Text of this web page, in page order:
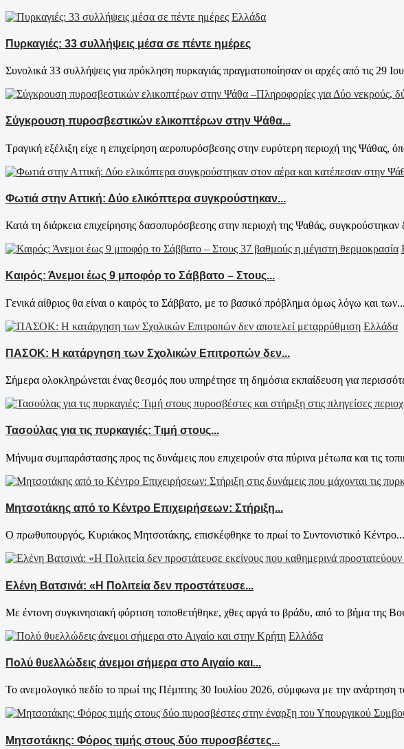
Ελλάδα
Πυρκαγιές: 33 συλλήψεις μέσα σε πέντε ημέρες
Συνολικά 33 συλλήψεις για πρόκληση πυρκαγιάς πραγματοποίησαν οι αρχές από τις 29
Σύγκρουση πυροσβεστικών ελικοπτέρων στην Ψάθα...
Τραγική εξέλιξη είχε η επιχείρηση αεροπυρόσβεσης στην ευρύτερη περιοχή της Ψάθας,
Φωτιά στην Αττική: Δύο ελικόπτερα συγκρούστηκαν...
Κατά τη διάρκεια επιχείρησης δασοπυρόσβεσης στην περιοχή της Ψαθάς, συγκρούστηκαν
Καιρός: Άνεμοι έως 9 μποφόρ το Σάββατο – Στους...
Γενικά αίθριος θα είναι ο καιρός το Σάββατο, με το βασικό πρόβλημα όμως λόγω και των...
Ελλάδα
ΠΑΣΟΚ: Η κατάργηση των Σχολικών Επιτροπών δεν...
Σήμερα ολοκληρώνεται ένας θεσμός που υπηρέτησε τη δημόσια εκπαίδευση για
Τασούλας για τις πυρκαγιές: Τιμή στους...
Μήνυμα συμπαράστασης προς τις δυνάμεις που επιχειρούν στα πύρινα μέτωπα και τις
Μητσοτάκης από το Κέντρο Επιχειρήσεων: Στήριξη...
Ο πρωθυπουργός, Κυριάκος Μητσοτάκης, επισκέφθηκε το πρωί το Συντονιστικό Κέντρο...
Ελένη Βατσινά: «Η Πολιτεία δεν προστάτευσε...
Με έντονη συγκινησιακή φόρτιση τοποθετήθηκε, χθες αργά το βράδυ, από το βήμα της
Ελλάδα
Πολύ θυελλώδεις άνεμοι σήμερα στο Αιγαίο και...
Το ανεμολογικό πεδίο το πρωί της Πέμπτης 30 Ιουλίου 2026, σύμφωνα με την ανάρτηση
Μητσοτάκης: Φόρος τιμής στους δύο πυροσβέστες...